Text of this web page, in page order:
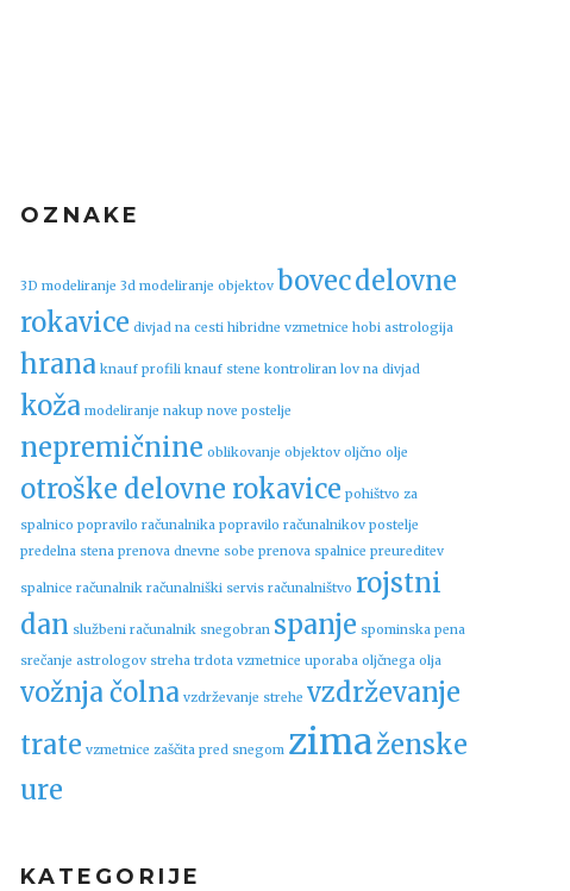
OZNAKE
3D modeliranje 3d modeliranje objektov bovecdelovne
rokavice divjad na cesti hibridne vzmetnice hobi astrologija
hrana knauf profili knauf stene kontroliran lov na divjad
koža modeliranje nakup nove postelje
nepremičnine oblikovanje objektov oljčno olje
otroške delovne rokavice pohištvo za
spalnico popravilo računalnika popravilo računalnikov postelje
predelna stena prenova dnevne sobe prenova spalnice preureditev
spalnice računalnik računalniški servis računalništvo rojstni
dan službeni računalnik snegobran spanje spominska pena
srečanje astrologov streha trdota vzmetnice uporaba oljčnega olja
vožnja čolna vzdrževanje strehe vzdrževanje
trate vzmetnice zaščita pred snegom zimaženske
ure
KATEGORIJE